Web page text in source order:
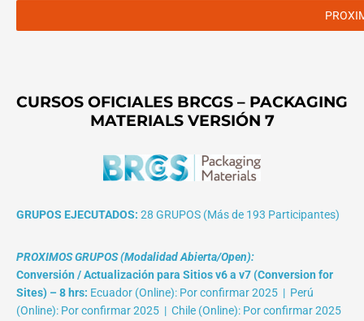
CURSOS OFICIALES BRCGS – PACKAGING
MATERIALS VERSIÓN 7
GRUPOS EJECUTADOS: 28 GRUPOS (Más de 193 Participantes)
PROXIMOS GRUPOS (Modalidad Abierta/Open):
Conversión / Actualización para Sitios v6 a v7 (Conversion for
Sites) – 8 hrs: Ecuador (Online): Por confirmar 2025 | Perú
(Online): Por confirmar 2025 | Chile (Online): Por confirmar 2025